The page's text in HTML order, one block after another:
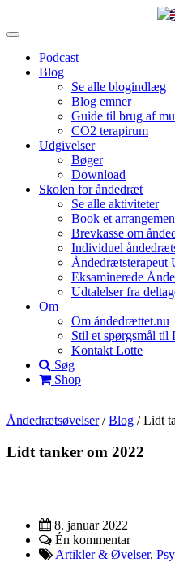
Podcast
Blog
Se alle blogindlæg
Blog emner
Guide til brug af
CO2 terapirum
Udgivelser
Bøger
Download
Skolen for åndedræt
Se alle aktiviteter
Book et
Brevkasse om
Individuel
Åndedrætsterapeut
Eksaminerede
Udtalelser fra
Om
Om åndedrættet.nu
Stil et spørgsmål til
Kontakt Lotte
Søg
Shop
Åndedrætsøvelser/Blog /Lidt
Lidt tanker om 2022
8. januar 2022
Én kommentar
Artikler & Øvelser,